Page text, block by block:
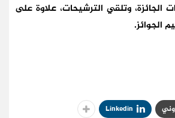
وتلقي الترشيحات، علاوة على
الجوائز.
Linkedin